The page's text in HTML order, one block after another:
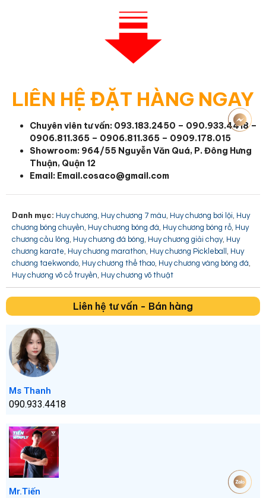
LIÊN HỆ ĐẶT HÀNG NGAY
Chuyên viên tư vấn: 093.183.2450 – 090.933.4418 –
0906.811.365 – 0906.811.365 – 0909.178.015
Showroom: 964/55 Nguyễn Văn Quá, P. Đông Hưng
Thuận, Quận 12
Email: Email.cosaco@gmail.com
Danh mục: Huy chương Huy chương 7 màu Huy chương bơi lội Huy
chương bóng chuyền Huy chương bóng đá Huy chương bóng rổ Huy
chương cầu lông Huy chương đá bóng Huy chương giải chạy, Huy
chương karate Huy chương marathon Huy chương Pickleball
Huy
chương taekwondo Huy chương thể thao Huy chương vàng bóng đá
Huy chương võ cổ truyền Huy chương võ thuật
Liên hệ tư vấn - Bán hàng
Ms Thanh
090.933.4418
Mr.Tiến